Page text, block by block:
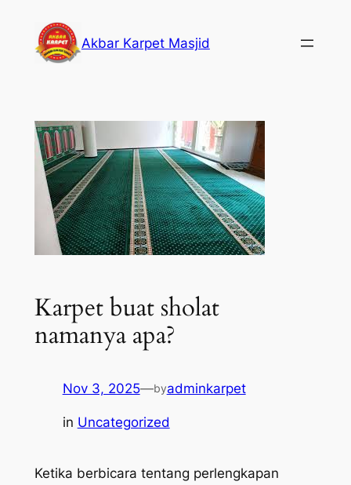
content
Akbar Karpet Masjid
Karpet buat sholat
namanya apa?
Nov 3, 2025—byadminkarpet
in Uncategorized
Ketika berbicara tentang perlengkapan